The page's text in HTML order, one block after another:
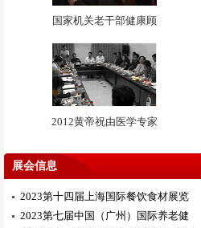
国家机关老干部健康顾
2012黄帝祝由医学专家
展会信息
2023第十四届上海国际餐饮食材展览
2023第七届中国（广州）国际养老健